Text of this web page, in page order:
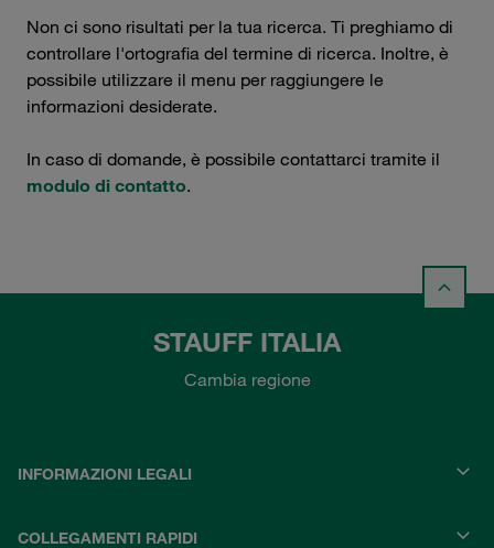
Non ci sono risultati per la tua ricerca. Ti preghiamo di
controllare l'ortografia del termine di ricerca. Inoltre, è
possibile utilizzare il menu per raggiungere le
informazioni desiderate.
In caso di domande, è possibile contattarci tramite il
modulo di contatto.
STAUFF ITALIA
Cambia regione
INFORMAZIONI LEGALI
COLLEGAMENTI RAPIDI